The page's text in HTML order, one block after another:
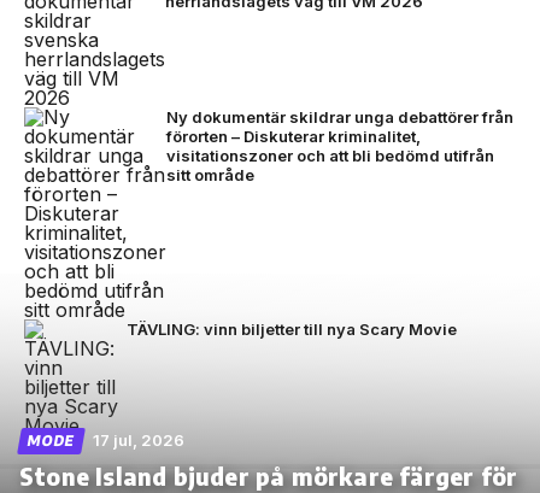
Ny dokumentär skildrar unga debattörer från
förorten – Diskuterar kriminalitet,
visitationszoner och att bli bedömd utifrån
sitt område
TÄVLING: vinn biljetter till nya Scary Movie
MODE 17 jul, 2026
Stone Island bjuder på mörkare färger för